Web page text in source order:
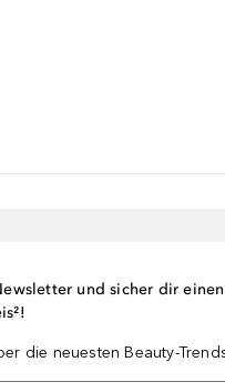
und sicher dir
die neuesten Beauty-